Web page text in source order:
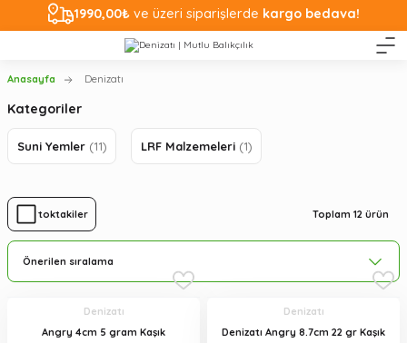
1990,00₺ ve üzeri siparişlerde kargo bedava!
Anasayfa Denizatı
Kategoriler
Suni Yemler (11) LRF Malzemeleri (1)
Stoktakiler Toplam 12 ürün
Denizatı
Angry 4cm 5 gram Kaşık
Denizatı
Denizatı Angry 8.7cm 22 gr Kaşık